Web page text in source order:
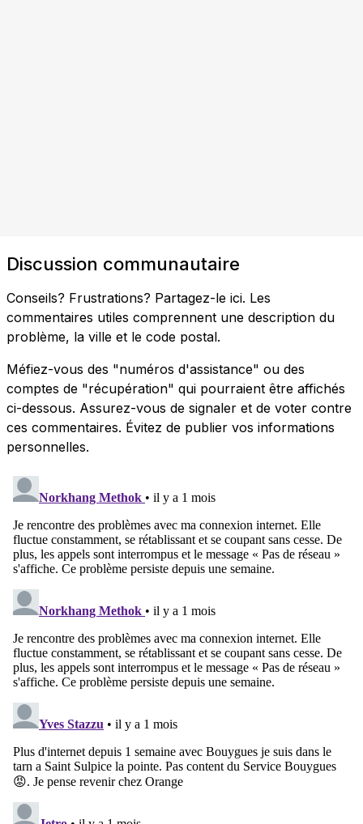
Discussion communautaire
Conseils? Frustrations? Partagez-le ici. Les
commentaires utiles comprennent une description du
problème, la ville et le code postal.
Méfiez-vous des "numéros d'assistance" ou des
comptes de "récupération" qui pourraient être affichés
ci-dessous. Assurez-vous de signaler et de voter contre
ces commentaires. Évitez de publier vos informations
personnelles.